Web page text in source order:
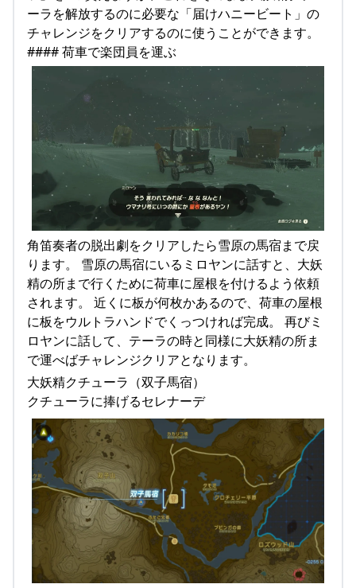
ーラを解放するのに必要な「届けハニービート」の
チャレンジをクリアするのに使うことができます。
#### 荷車で楽団員を運ぶ
角笛奏者の脱出劇をクリアしたら雪原の馬宿まで戻
ります。 雪原の馬宿にいるミロヤンに話すと、大妖
精の所まで行くために荷車に屋根を付けるよう依頼
されます。 近くに板が何枚かあるので、荷車の屋根
に板をウルトラハンドでくっつければ完成。 再びミ
ロヤンに話して、テーラの時と同様に大妖精の所ま
で運べばチャレンジクリアとなります。
大妖精クチューラ（双子馬宿）
クチューラに捧げるセレナーデ